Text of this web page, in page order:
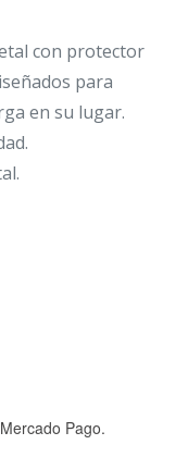
con protector
para
en su lugar.
Pago.